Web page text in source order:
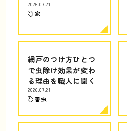
2026.07.21
家
網戸のつけ方ひとつ
で虫除け効果が変わ
る理由を職人に聞く
2026.07.21
害虫